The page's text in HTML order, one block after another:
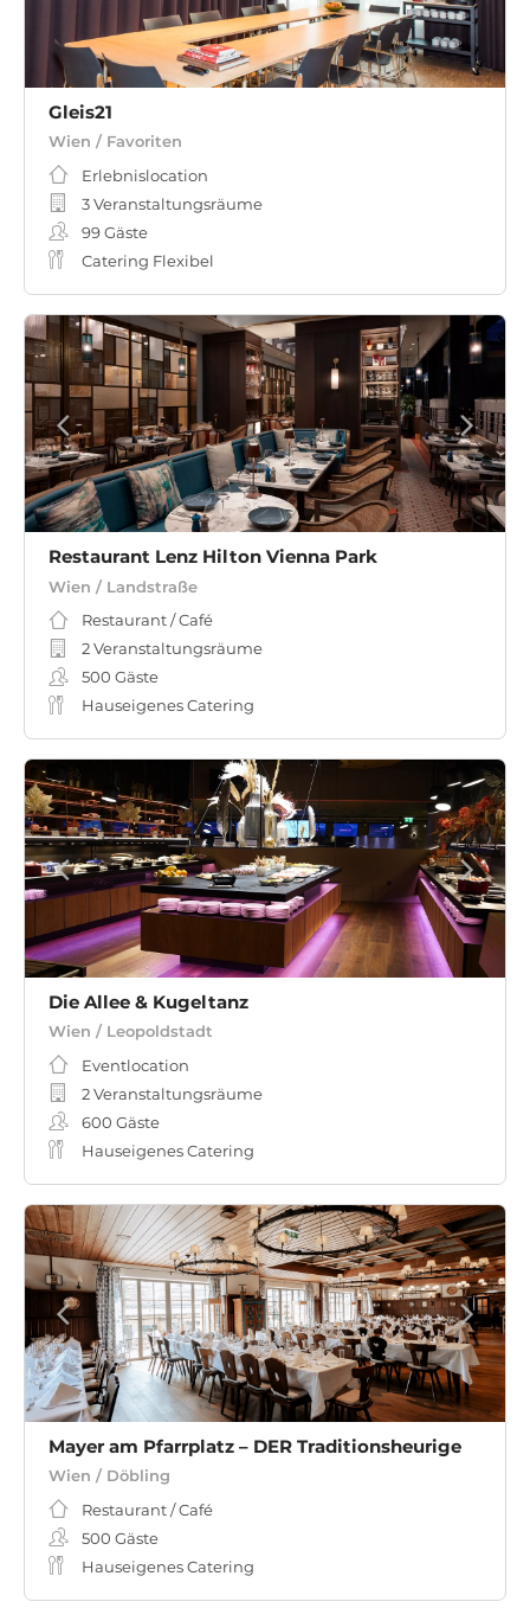
Gleis21
Wien / Favoriten
Erlebnislocation
3 Veranstaltungsräume
99Gäste
Catering Flexibel
Restaurant Lenz Hilton Vienna Park
Wien / Landstraße
Restaurant / Café
2 Veranstaltungsräume
500 Gäste
Hauseigenes Catering
Die Allee & Kugeltanz
Wien / Leopoldstadt
Eventlocation
2 Veranstaltungsräume
600 Gäste
Hauseigenes Catering
Mayer am Pfarrplatz – DER Traditionsheurige
Wien / Döbling
Restaurant / Café
500 Gäste
Hauseigenes Catering